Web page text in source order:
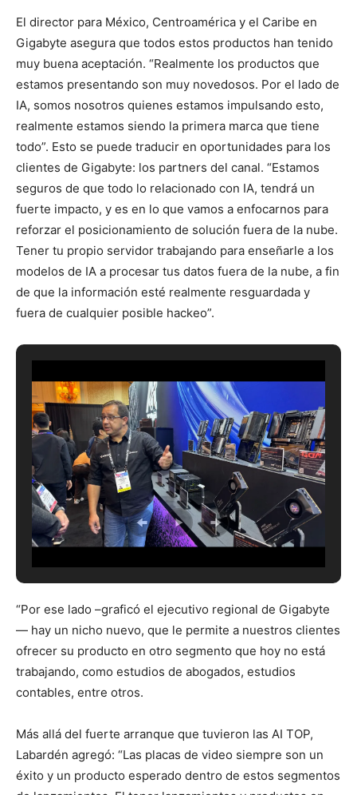
El director para México, Centroamérica y el Caribe en
Gigabyte asegura que todos estos productos han tenido
muy buena aceptación. “Realmente los productos que
estamos presentando son muy novedosos. Por el lado de
IA, somos nosotros quienes estamos impulsando esto,
realmente estamos siendo la primera marca que tiene
todo”. Esto se puede traducir en oportunidades para los
clientes de Gigabyte: los partners del canal. “Estamos
seguros de que todo lo relacionado con IA, tendrá un
fuerte impacto, y es en lo que vamos a enfocarnos para
reforzar el posicionamiento de solución fuera de la nube.
Tener tu propio servidor trabajando para enseñarle a los
modelos de IA a procesar tus datos fuera de la nube, a fin
de que la información esté realmente resguardada y
fuera de cualquier posible hackeo”.
“Por ese lado –graficó el ejecutivo regional de Gigabyte
— hay un nicho nuevo, que le permite a nuestros clientes
ofrecer su producto en otro segmento que hoy no está
trabajando, como estudios de abogados, estudios
contables, entre otros.
Más allá del fuerte arranque que tuvieron las AI TOP,
Labardén agregó: “Las placas de video siempre son un
éxito y un producto esperado dentro de estos segmentos